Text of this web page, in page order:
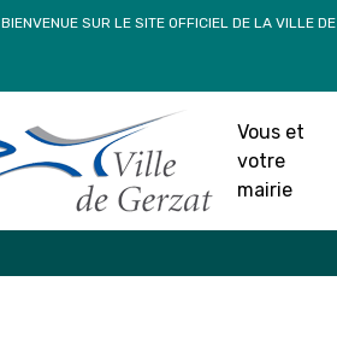
BIENVENUE SUR LE SITE OFFICIEL DE LA VILLE
Vous et
votre
mairie